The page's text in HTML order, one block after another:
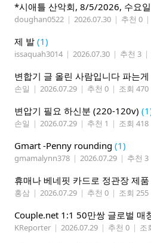
doughan0522 | 2026.07.30 | 추천 0 |
제 발 (1)
issaquah3014 | 2026.07.30 | 추천 3 |
손일 | 2026.07.29 | 추천 0 | 조회 470
변압기 필요 하신분 (220-120v)
손일 | 2026.07.29 | 추천 1 | 조회 418
Gmart -Penny rounding (1)
gmamalynn378 | 2026.07.29 | 추천 3
휴매나 베네핏 카드로 정관장 제
홍삼 | 2026.07.29 | 추천 0 | 조회 255
KReporter | 2026.07.29 | 추천 0 | 조